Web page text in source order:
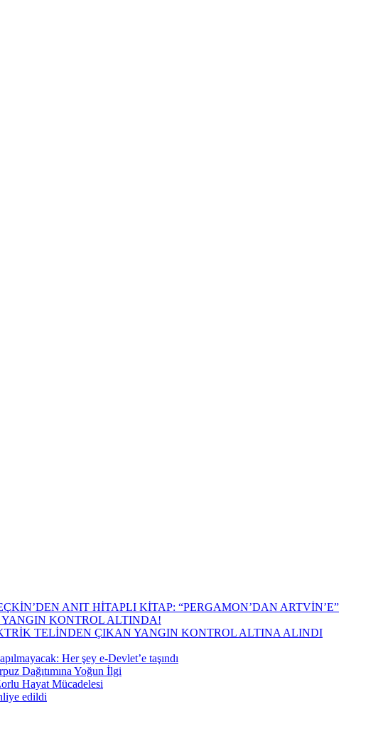
ANIT HİTAPLI KİTAP: “PERGAMON’DAN ARTVİN’E”
KONTROL ALTINDA!
TELİNDEN ÇIKAN YANGIN KONTROL ALTINA ALINDI
Her şey e-Devlet’e taşındı
Dağıtımına Yoğun İlgi
Hayat Mücadelesi
edildi